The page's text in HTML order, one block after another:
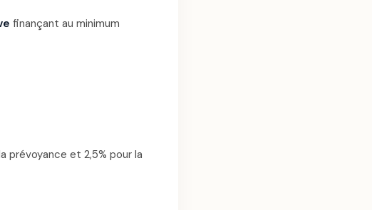
finançant au minimum
prévoyance et 2,5% pour la